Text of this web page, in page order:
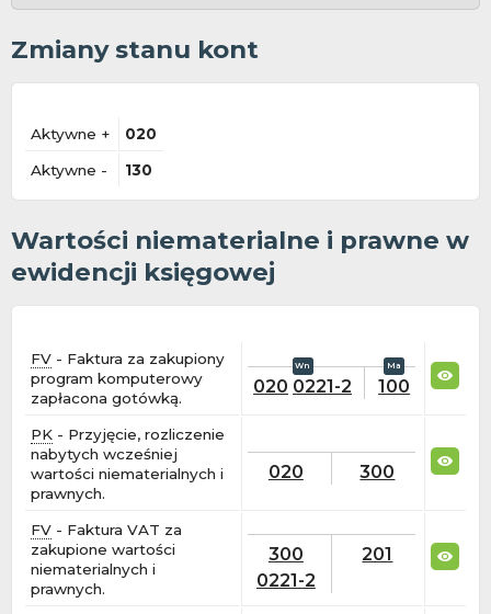
Zmiany stanu kont
Aktywne + 020
Aktywne - 130
Wartości niematerialne i prawne w
ewidencji księgowej
FV - Faktura za zakupiony
program komputerowy
zapłacona gotówką.
020 0221-2 100
PK - Przyjęcie, rozliczenie
nabytych wcześniej
wartości niematerialnych i
prawnych.
020 300
FV - Faktura VAT za
zakupione wartości
niematerialnych i
prawnych.
300
0221-2
201